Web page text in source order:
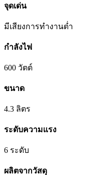
จุดเด่น
มีเสียงการทำงานต่ำ
กำลังไฟ
600 วัตต์
ขนาด
4.3 ลิตร
ระดับความแรง
6 ระดับ
ผลิตจากวัสดุ